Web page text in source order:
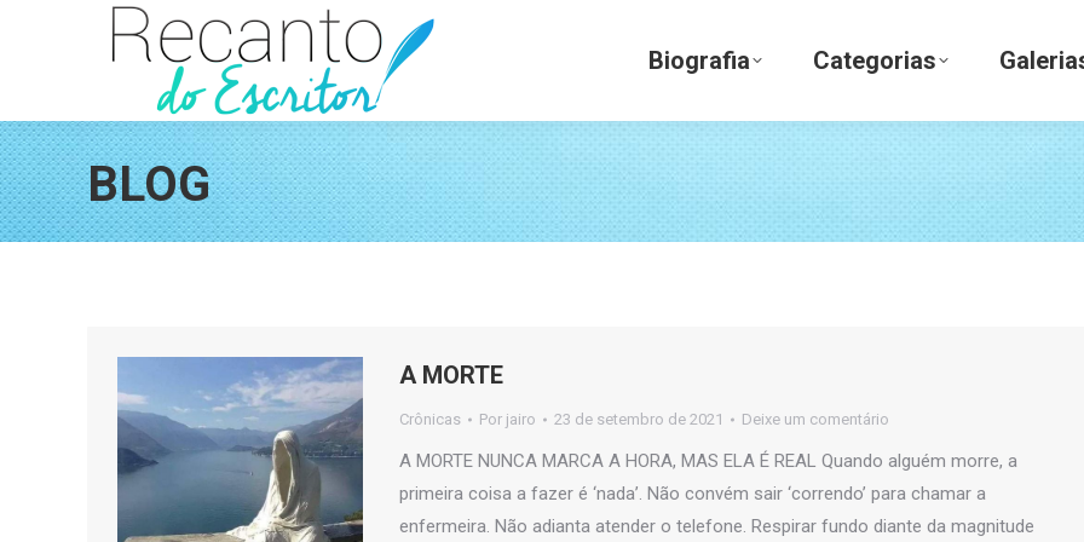
Biografia Categorias
BLOG
A MORTE
Crônicas Por jairo 23 de setembro de 2021 Deixe um comentário
A MORTE NUNCA MARCA A HORA, MAS ELA É REAL Quando alguém morre, a
primeira coisa a fazer é ‘nada’. Não convém sair ‘correndo’ para chamar a
enfermeira. Não adianta atender o telefone. Respirar fundo diante da magnitude